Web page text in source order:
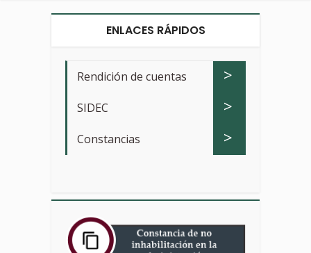
ENLACES RÁPIDOS
Rendición de cuentas >
SIDEC >
Constancias >